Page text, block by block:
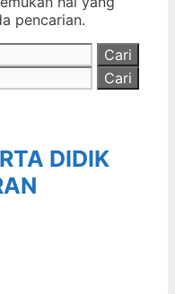
pencarian.
DIDIK